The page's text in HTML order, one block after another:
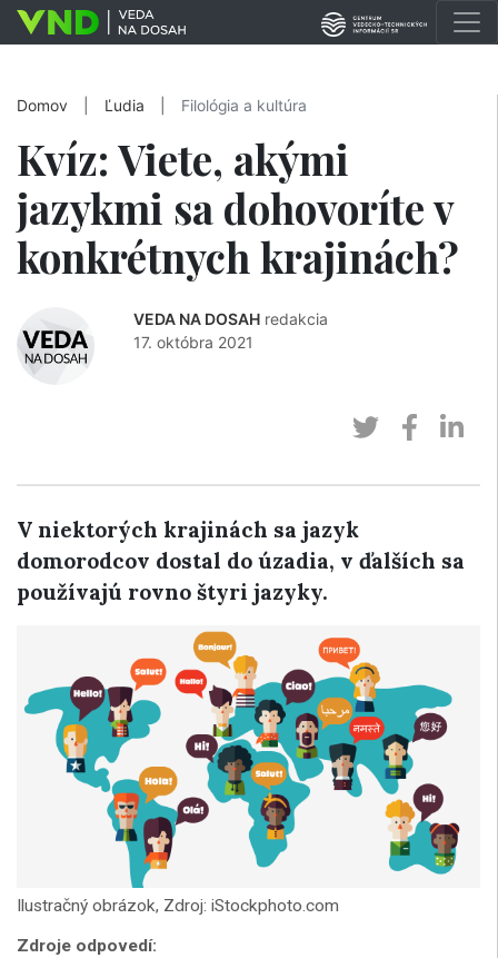
Domov Ľudia Filológia a kultúra
Kvíz: Viete, akými
jazykmi sa dohovoríte v
konkrétnych krajinách?
VEDA NA DOSAH redakcia
17. októbra 2021
V niektorých krajinách sa jazyk
domorodcov dostal do úzadia, v ďalších sa
používajú rovno štyri jazyky.
Ilustračný obrázok, Zdroj: iStockphoto.com
Zdroje odpovedí: